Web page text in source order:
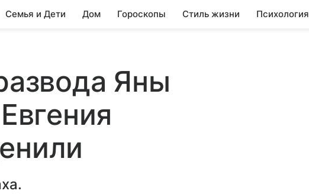
Семья и Дети Дом Гороскопы Стиль жизни Психология
Яны